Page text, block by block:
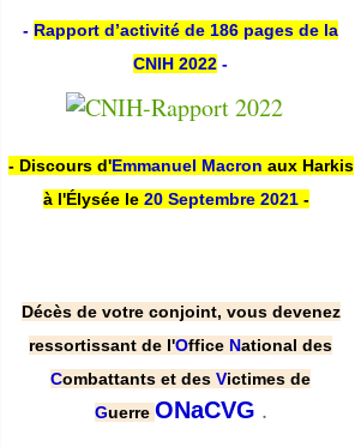
- Rapport d’activité de 186 pages de la
CNIH 2022 -
- Discours d'Emmanuel Macron aux Harkis
à l'Élysée le 20 Septembre 2021 -
Décès de votre conjoint, vous devenez
ressortissant de l'Office National des
Combattants et des Victimes de
Guerre ONaCVG .